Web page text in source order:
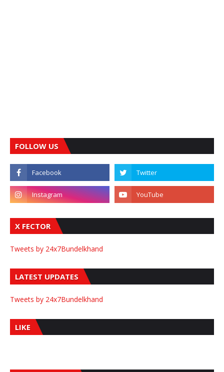
FOLLOW US
X FECTOR
Tweets by 24x7Bundelkhand
LATEST UPDATES
Tweets by 24x7Bundelkhand
LIKE